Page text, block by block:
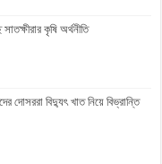
কৃষি অর্থনীতি
দোসররা বিদ্যুৎ খাত নিয়ে বিভ্রান্তি